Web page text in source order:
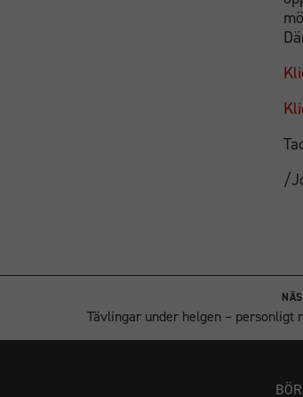
/
Tävlingar under helgen – personligt